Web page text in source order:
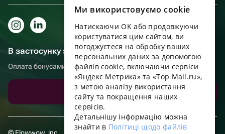
В застосунку зручніше!
Оплата бонусами, самовивіз, зручний чат підтримки
Завантажити додаток
© Flowwow, inc
RUSSIAN
ENGLISH
UKRAINIAN
PORTUGUESE
SPANISH
HUNGARIAN
FRENCH
Ми використовуємо cookie
Натискаючи OK або продовжуючи
користуватися цим сайтом, ви
погоджуєтеся на обробку ваших
персональних даних за допомогою
файлів cookie, включаючи сервіси
«Яндекс Метрика» та «Top Mail.ru»,
з метою аналізу використання
сайту та покращення наших
сервісів.
Детальнішу інформацію можна
знайти в Політиці щодо файлів